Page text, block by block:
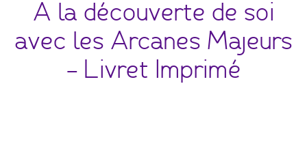
A la découverte de soi
avec les Arcanes Majeurs
– Livret Imprimé